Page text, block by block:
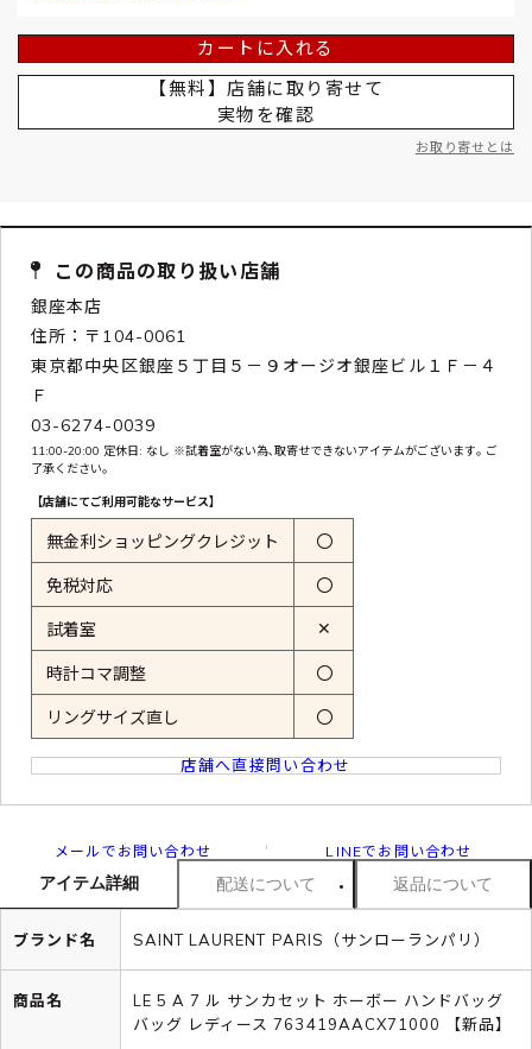
カートに入れる
【無料】店舗に取り寄せて
実物を確認
お取り寄せとは
この商品の取り扱い店舗
銀座本店
住所：〒104-0061
東京都中央区銀座５丁目５－９オージオ銀座ビル１Ｆ－４
Ｆ
03-6274-0039
11:00-20:00 定休日: なし ※試着室がない為､取寄せできないアイテムがございます｡ ご
了承ください｡
【店舗にてご利用可能なサービス】
無金利ショッピングクレジット 〇
免税対応 〇
試着室 ✕
時計コマ調整 〇
リングサイズ直し 〇
店舗へ直接問い合わせ
メールでお問い合わせ LINEでお問い合わせ
アイテム詳細 配送について 返品について
ブランド名 SAINT LAURENT PARIS（サンローランパリ）
商品名
LE 5 A 7 ル サンカセット ホーボー ハンドバッグ
バッグ レディース 763419AACX71000 【新品】